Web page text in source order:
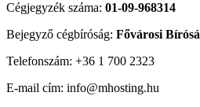
Cégjegyzék száma: 01-09-968314
Bejegyző cégbíróság: Fővárosi
Telefonszám: +36 1 700 2323
E-mail cím: info@mhosting.hu